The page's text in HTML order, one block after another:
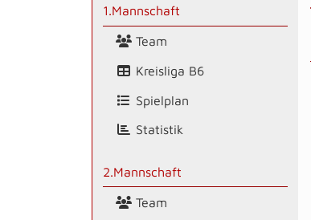
1.Mannschaft
Team
Kreisliga B6
Spielplan
Statistik
2.Mannschaft
Team